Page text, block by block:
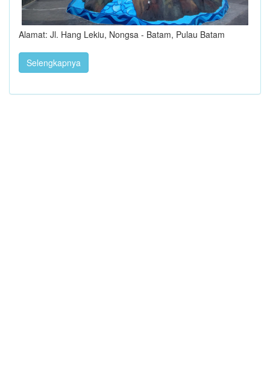
Alamat: Jl. Hang Lekiu, Nongsa - Batam, Pulau Batam
Selengkapnya